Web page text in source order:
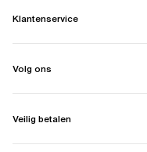
Klantenservice
Volg ons
Veilig betalen